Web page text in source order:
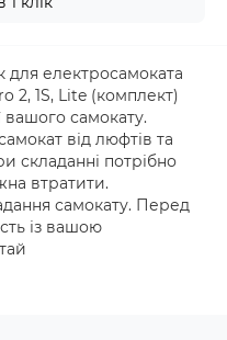
для електросамоката
2, 1S, Lite (комплект)
вашого самокату.
від люфтів та
складанні потрібно
втратити.
самокату. Перед
із вашою